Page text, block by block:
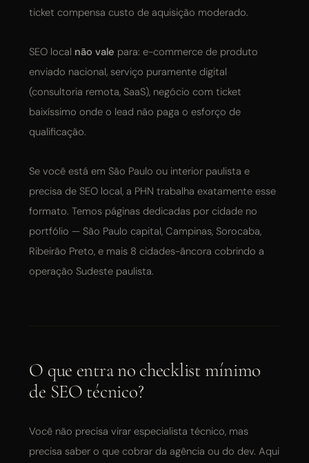
ticket compensa custo de aquisição moderado.
SEO local não vale para: e-commerce de produto
enviado nacional, serviço puramente digital
(consultoria remota, SaaS), negócio com ticket
baixíssimo onde o lead não paga o esforço de
qualificação.
Se você está em São Paulo ou interior paulista e
precisa de SEO local, a PHN trabalha exatamente esse
formato. Temos páginas dedicadas por cidade no
portfólio — São Paulo capital, Campinas, Sorocaba,
Ribeirão Preto, e mais 8 cidades-âncora cobrindo a
operação Sudeste paulista.
O que entra no checklist mínimo
de SEO técnico?
Você não precisa virar especialista técnico, mas
precisa saber o que cobrar da agência ou do dev. Aqui